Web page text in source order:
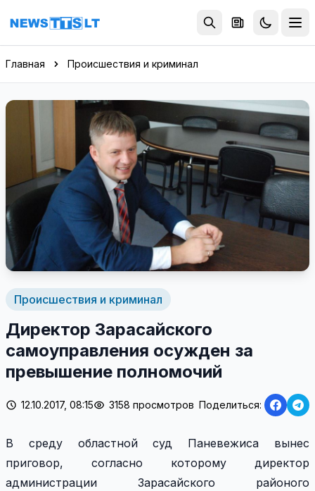
Перейти к содержимому
Главная Происшествия и криминал
Происшествия и криминал
Директор Зарасайского
самоуправления осужден за
превышение полномочий
12.10.2017, 08:15 3158 просмотров Поделиться:
В среду областной суд Паневежиса вынес
приговор, согласно которому директор
администрации Зарасайского районого